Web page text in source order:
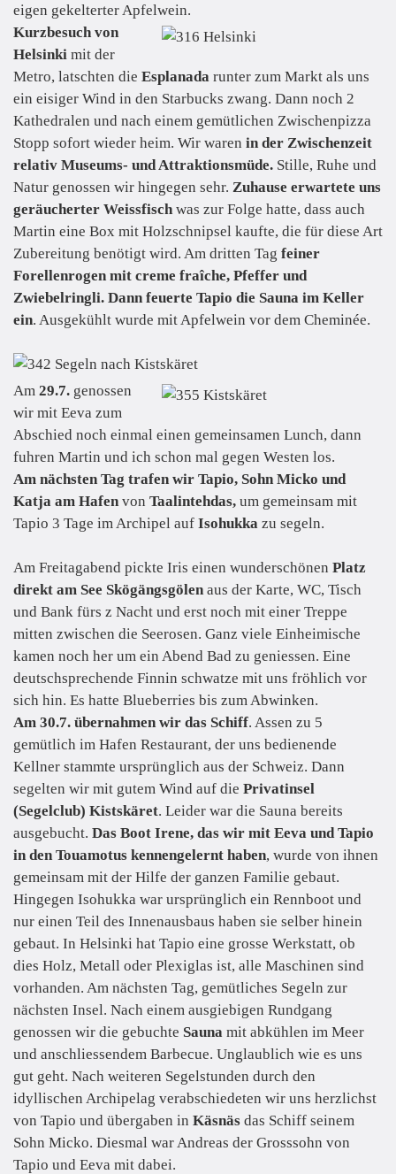
eigen gekelterter Apfelwein.
Kurzbesuch von
Helsinki mit der
Metro, latschten die Esplanada runter zum Markt als uns
ein eisiger Wind in den Starbucks zwang. Dann noch 2
Kathedralen und nach einem gemütlichen Zwischenpizza
Stopp sofort wieder heim. Wir waren in der Zwischenzeit
relativ Museums- und Attraktionsmüde. Stille, Ruhe und
Natur genossen wir hingegen sehr. Zuhause erwartete uns
geräucherter Weissfisch was zur Folge hatte, dass auch
Martin eine Box mit Holzschnipsel kaufte, die für diese Art
Zubereitung benötigt wird. Am dritten Tag feiner
Forellenrogen mit creme fraîche, Pfeffer und
Zwiebelringli. Dann feuerte Tapio die Sauna im Keller
ein. Ausgekühlt wurde mit Apfelwein vor dem Cheminée.
Am 29.7. genossen
wir mit Eeva zum
Abschied noch einmal einen gemeinsamen Lunch, dann
fuhren Martin und ich schon mal gegen Westen los.
Am nächsten Tag trafen wir Tapio, Sohn Micko und
Katja am Hafen von Taalintehdas, um gemeinsam mit
Tapio 3 Tage im Archipel auf Isohukka zu segeln.
Am Freitagabend pickte Iris einen wunderschönen Platz
direkt am See Skögängsgölen aus der Karte, WC, Tisch
und Bank fürs z Nacht und erst noch mit einer Treppe
mitten zwischen die Seerosen. Ganz viele Einheimische
kamen noch her um ein Abend Bad zu geniessen. Eine
deutschsprechende Finnin schwatze mit uns fröhlich vor
sich hin. Es hatte Blueberries bis zum Abwinken.
Am 30.7. übernahmen wir das Schiff. Assen zu 5
gemütlich im Hafen Restaurant, der uns bedienende
Kellner stammte ursprünglich aus der Schweiz. Dann
segelten wir mit gutem Wind auf die Privatinsel
(Segelclub) Kistskäret. Leider war die Sauna bereits
ausgebucht. Das Boot Irene, das wir mit Eeva und Tapio
in den Touamotus kennengelernt haben, wurde von ihnen
gemeinsam mit der Hilfe der ganzen Familie gebaut.
Hingegen Isohukka war ursprünglich ein Rennboot und
nur einen Teil des Innenausbaus haben sie selber hinein
gebaut. In Helsinki hat Tapio eine grosse Werkstatt, ob
dies Holz, Metall oder Plexiglas ist, alle Maschinen sind
vorhanden. Am nächsten Tag, gemütliches Segeln zur
nächsten Insel. Nach einem ausgiebigen Rundgang
genossen wir die gebuchte Sauna mit abkühlen im Meer
und anschliessendem Barbecue. Unglaublich wie es uns
gut geht. Nach weiteren Segelstunden durch den
idyllischen Archipelag verabschiedeten wir uns herzlichst
von Tapio und übergaben in Käsnäs das Schiff seinem
Sohn Micko. Diesmal war Andreas der Grosssohn von
Tapio und Eeva mit dabei.